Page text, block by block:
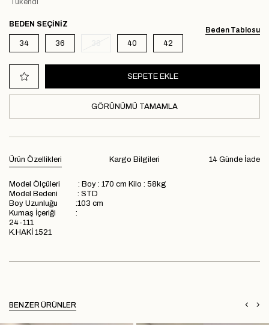
Beden Tablosu
BEDEN
34 36 40 42
GÖRÜNÜMÜ TAMAMLA
Ürün Özellikleri 14 Günde İade
Kargo Bilgileri
Model Ölçüleri : Boy : 170 cm Kilo : 58kg
Model Bedeni : STD
Boy Uzunluğu :103 cm
Kumaş İçeriği :
24-111
K.HAKİ 1521
BENZER ÜRÜNLER